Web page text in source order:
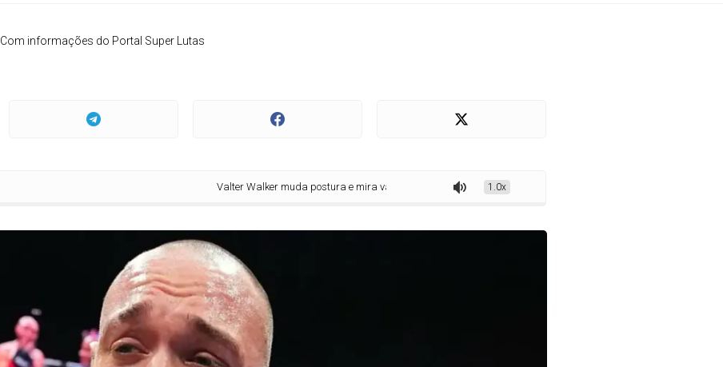
Com informações do Portal Super Lutas
Valter Walker muda postura e mira vaga no Top 10 dos pesos pesados do UFC
1.0x